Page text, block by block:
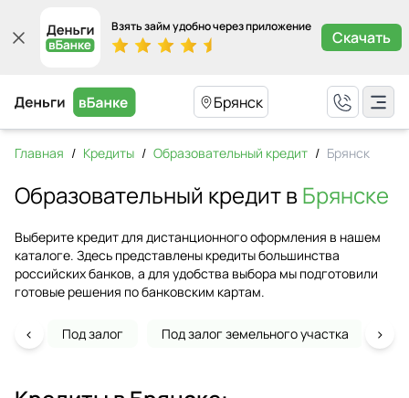
Взять займ удобно через приложение
Скачать
Брянск
Главная / Кредиты / Образовательный кредит / Брянск
Образовательный кредит вБрянске
Выберите кредит для дистанционного оформления в нашем
каталоге. Здесь представлены кредиты большинства
российских банков, а для удобства выбора мы подготовили
готовые решения по банковским картам.
Под залог Под залог земельного участка
‹ ›